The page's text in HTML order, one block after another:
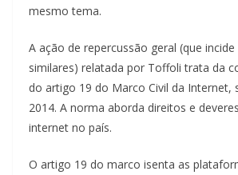
mesmo tema.
A ação de repercussão geral (que
similares) relatada por Toffoli trata da
do artigo 19 do Marco Civil da Internet,
2014. A norma aborda direitos e
internet no país.
O artigo 19 do marco isenta as